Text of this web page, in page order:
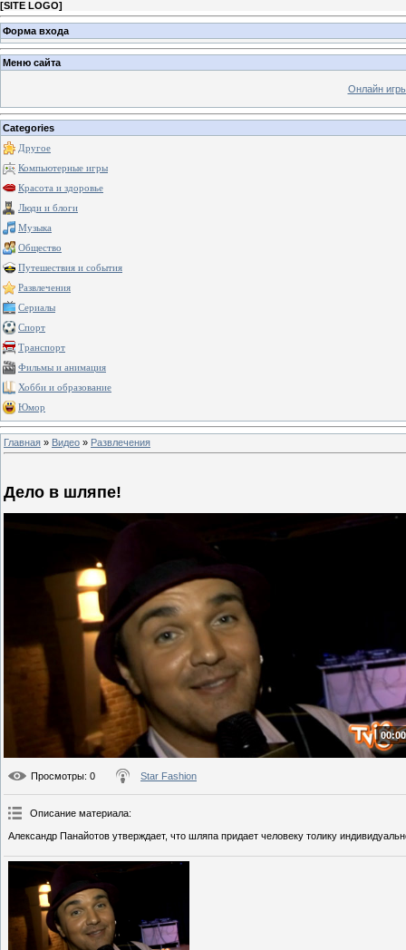
[SITE LOGO]
Форма входа
Меню сайта
Онлайн
Categories
Другое
Компьютерные игры
Красота и здоровье
Люди и блоги
Музыка
Общество
Путешествия и события
Развлечения
Сериалы
Спорт
Транспорт
Фильмы и анимация
Хобби и образование
Юмор
Главная » Видео » Развлечения
Дело в шляпе!
Просмотры: 0 Star Fashion
Описание материала:
Александр Панайотов утверждает, что шляпа придает человеку толику